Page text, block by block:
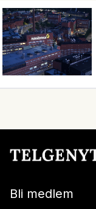
Bli medlem